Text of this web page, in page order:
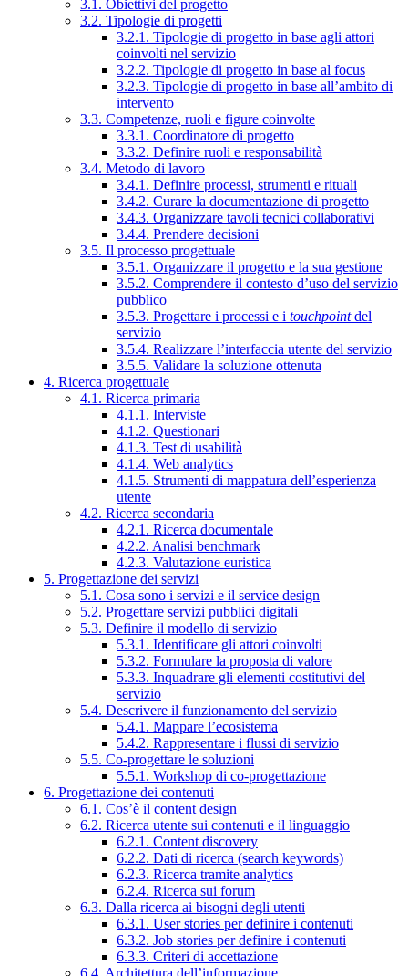
3.1. Obiettivi del progetto
3.2. Tipologie di progetti
3.2.1. Tipologie di progetto in base agli attori
coinvolti nel servizio
3.2.2. Tipologie di progetto in base al focus
3.2.3. Tipologie di progetto in base all’ambito di
intervento
3.3. Competenze, ruoli e figure coinvolte
3.3.1. Coordinatore di progetto
3.3.2. Definire ruoli e responsabilità
3.4. Metodo di lavoro
3.4.1. Definire processi, strumenti e rituali
3.4.2. Curare la documentazione di progetto
3.4.3. Organizzare tavoli tecnici collaborativi
3.4.4. Prendere decisioni
3.5. Il processo progettuale
3.5.1. Organizzare il progetto e la sua gestione
3.5.2. Comprendere il contesto d’uso del servizio
pubblico
3.5.3. Progettare i processi e i touchpointdel
servizio
3.5.4. Realizzare l’interfaccia utente del servizio
3.5.5. Validare la soluzione ottenuta
4. Ricerca progettuale
4.1. Ricerca primaria
4.1.1. Interviste
4.1.2. Questionari
4.1.3. Test di usabilità
4.1.4. Web analytics
4.1.5. Strumenti di mappatura dell’esperienza
utente
4.2. Ricerca secondaria
4.2.1. Ricerca documentale
4.2.2. Analisi benchmark
4.2.3. Valutazione euristica
5. Progettazione dei servizi
5.1. Cosa sono i servizi e il service design
5.2. Progettare servizi pubblici digitali
5.3. Definire il modello di servizio
5.3.1. Identificare gli attori coinvolti
5.3.2. Formulare la proposta di valore
5.3.3. Inquadrare gli elementi costitutivi del
servizio
5.4. Descrivere il funzionamento del servizio
5.4.1. Mappare l’ecosistema
5.4.2. Rappresentare i flussi di servizio
5.5. Co-progettare le soluzioni
5.5.1. Workshop di co-progettazione
6. Progettazione dei contenuti
6.1. Cos’è il content design
6.2. Ricerca utente sui contenuti e il linguaggio
6.2.1. Content discovery
6.2.2. Dati di ricerca (search keywords)
6.2.3. Ricerca tramite analytics
6.2.4. Ricerca sui forum
6.3. Dalla ricerca ai bisogni degli utenti
6.3.1. User stories per definire i contenuti
6.3.2. Job stories per definire i contenuti
6.3.3. Criteri di accettazione
6.4. Architettura dell’informazione